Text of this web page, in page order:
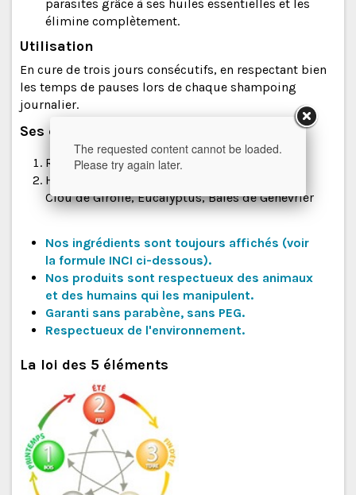
parasites grâce à ses huiles essentielles et les
élimine complètement.
Utilisation
En cure de trois jours consécutifs, en respectant bien
les temps de pauses lors de chaque shampoing
journalier.
Ses composants principaux
Résine pure de Propolis naturelle.
Huiles essentielles de Thym, Lavande, Citron,
Clou de Girofle, Eucalyptus, Baies de Genévrier
Nos ingrédients sont toujours affichés (voir
la formule INCI ci-dessous).
Nos produits sont respectueux des animaux
et des humains qui les manipulent.
Garanti sans parabène, sans PEG.
Respectueux de l'environnement.
La loi des 5 éléments
The requested content cannot be loaded.
Please try again later.